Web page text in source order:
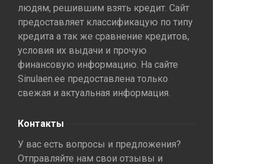
людям, решившим взять кредит. Сайт
предоставляет классификацую по типу
кредита а так же сравнение кредитов,
условия их выдачи и прочую
финансовую информацию. На сайте
Sinulaen.ee предоставлена только
свежая и актуальная информация.
Контакты
У вас есть вопросы и предложения?
Отправляйте нам свои отзывы и